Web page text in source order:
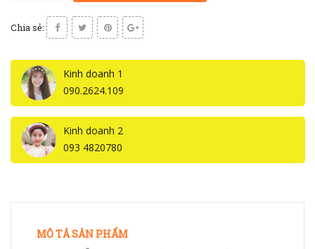
Chia sẻ:
Kinh doanh 1
090.2624.109
Kinh doanh 2
093 4820780
MÔ TẢ SẢN PHẨM